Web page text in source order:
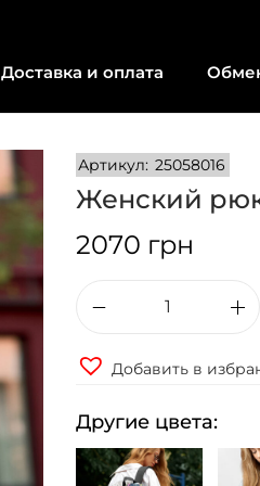
Доставка и оплата
Артикул: 25058016
Женский
2070 грн
е
Добавить в
Другие цвета: